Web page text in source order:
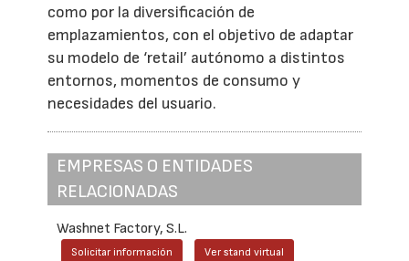
como por la diversificación de
emplazamientos, con el objetivo de adaptar
su modelo de ‘retail’ autónomo a distintos
entornos, momentos de consumo y
necesidades del usuario.
EMPRESAS O ENTIDADES
RELACIONADAS
Washnet Factory, S.L.
Solicitar información Ver stand virtual